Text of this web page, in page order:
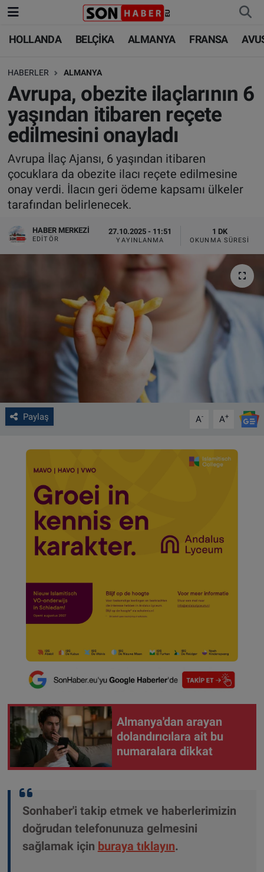
HOLLANDA BELÇİKA ALMANYA FRANSA
HABERLER ALMANYA
Avrupa, obezite ilaçlarının 6
yaşından itibaren reçete
edilmesini onayladı
Avrupa İlaç Ajansı, 6 yaşından itibaren
çocuklara da obezite ilacı reçete edilmesine
onay verdi. İlacın geri ödeme kapsamı ülkeler
tarafından belirlenecek.
HABER MERKEZI
EDITÖR
27.10.2025 - 11:51
YAYINLANMA
1 DK
OKUNMA SÜRESI
Paylaş A- A+
Almanya'dan arayan
dolandırıcılara ait bu
numaralara dikkat
Sonhaber'i takip etmek ve haberlerimizin
doğrudan telefonunuza gelmesini
sağlamak için buraya tıklayın.
HOLLANDA
BELÇİKA
ALMANYA
FRANSA
AVUSTURYA
SAĞLIK - YAŞAM
BİLİM-TEKNOLOJİ
HOLLANDA
BELÇİKA
ALMANYA
TÜRKİYE
DÜNYA
BİLİM-TEKNOLOJİ
SAĞLIK
FOTO GALERİ
ALGEMENE VOORWAARDEN
CONTACT
Çerez Politikası
Nöbetçi Eczaneler
Hava Durumu
Trafik Durumu
Süper Lig Puan Durumu ve Fikstür
Tüm Manşetler
Son Dakika Haberleri
Haber Arşivi